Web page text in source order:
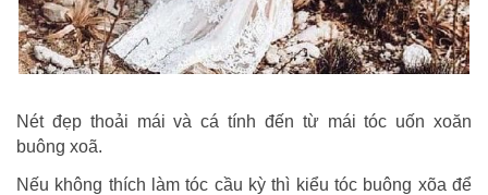
Nét đẹp thoải mái và cá tính đến từ mái tóc uốn xoăn
buông xoã.
Nếu không thích làm tóc cầu kỳ thì kiểu tóc buông xõa để